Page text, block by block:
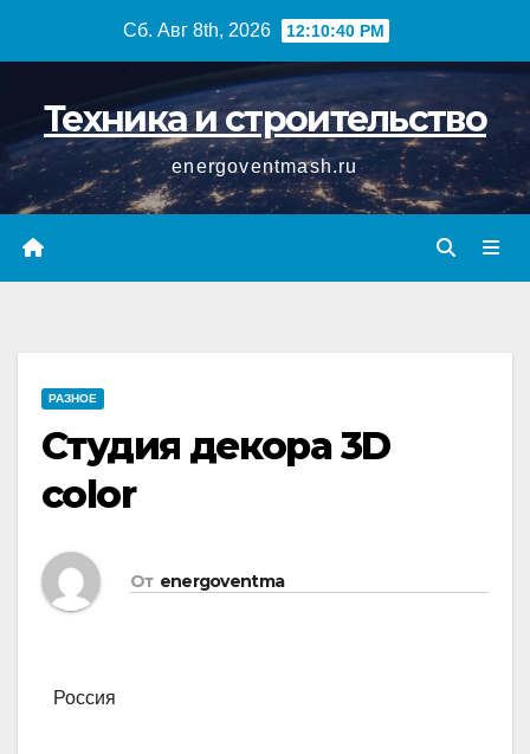
Сб. Авг 8th, 2026 12:10:41 PM
Техника и строительство
energoventmash.ru
РАЗНОЕ
Студия декора 3D
color
От energoventma
Россия